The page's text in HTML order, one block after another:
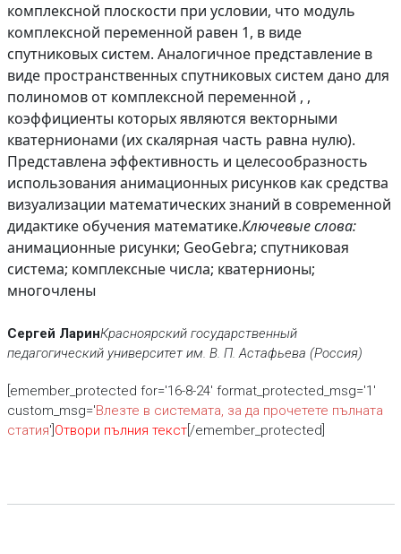
комплексной плоскости при условии, что модуль
комплексной переменной равен 1, в виде
спутниковых систем. Аналогичное представление в
виде пространственных спутниковых систем дано для
полиномов от комплексной переменной , ,
коэффициенты которых являются векторными
кватернионами (их скалярная часть равна нулю).
Представлена эффективность и целесообразность
использования анимационных рисунков как средства
визуализации математических знаний в современной
дидактике обучения математике.Ключевые слова:
анимационные рисунки; GeoGebra; спутниковая
система; комплексные числа; кватернионы;
многочлены
Сергей ЛаринКрасноярский государственный
педагогический университетим. В. П. Астафьева (Россия)
[emember_protected for='16-8-24' format_protected_msg='1'
custom_msg='Влезте в системата, за да прочетете пълната
статия'] Отвори пълния текст[/emember_protected]